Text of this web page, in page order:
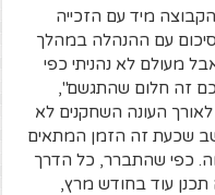
מיד עם הזכייה
עם ההנהלה במהלך
מעולם לא נהניתי כפי
זה חלום שהתגשם",
העונה השחקנים לא
שכעת זה הזמן המתאים
כפי שהתברר, כל הדרך
עוד בחודש מרץ,